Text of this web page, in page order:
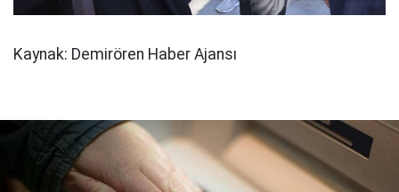
Kaynak: Demirören Haber Ajansı